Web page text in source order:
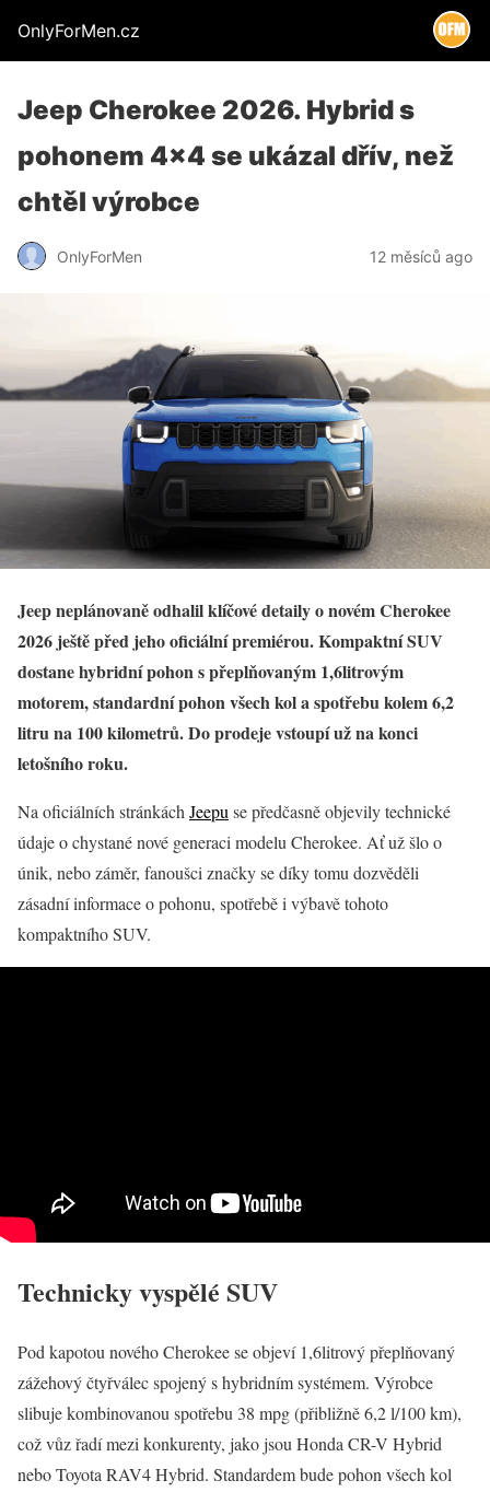
OnlyForMen.cz
Jeep Cherokee 2026. Hybrid s
pohonem 4×4 se ukázal dřív, než
chtěl výrobce
OnlyForMen 12 měsíců ago
Jeep neplánovaně odhalil klíčové detaily o novém Cherokee
2026 ještě před jeho oficiální premiérou. Kompaktní SUV
dostane hybridní pohon s přeplňovaným 1,6litrovým
motorem, standardní pohon všech kol a spotřebu kolem 6,2
litru na 100 kilometrů. Do prodeje vstoupí už na konci
letošního roku.
Na oficiálních stránkáchJeepuse předčasně objevily technické
údaje o chystané nové generaci modelu Cherokee. Ať už šlo o
únik, nebo záměr, fanoušci značky se díky tomu dozvěděli
zásadní informace o pohonu, spotřebě i výbavě tohoto
kompaktního SUV.
Technicky vyspělé SUV
Pod kapotou nového Cherokee se objeví 1,6litrový přeplňovaný
zážehový čtyřválec spojený s hybridním systémem. Výrobce
slibuje kombinovanou spotřebu 38 mpg (přibližně 6,2 l/100 km),
což vůz řadí mezi konkurenty, jako jsou Honda CR-V Hybrid
nebo Toyota RAV4 Hybrid. Standardem bude pohon všech kol